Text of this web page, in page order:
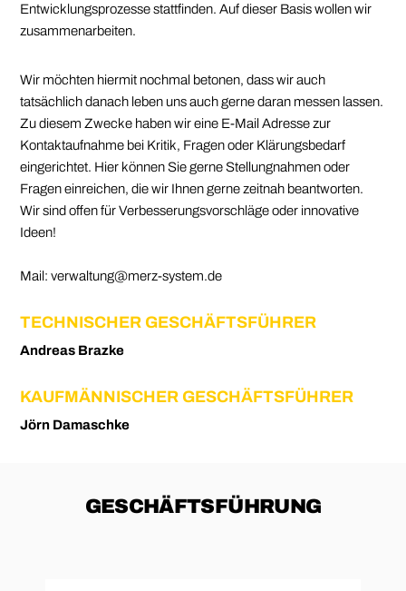
Entwicklungsprozesse stattfinden. Auf dieser Basis wollen wir
zusammenarbeiten.
Wir möchten hiermit nochmal betonen, dass wir auch
tatsächlich danach leben uns auch gerne daran messen lassen.
Zu diesem Zwecke haben wir eine E-Mail Adresse zur
Kontaktaufnahme bei Kritik, Fragen oder Klärungsbedarf
eingerichtet. Hier können Sie gerne Stellungnahmen oder
Fragen einreichen, die wir Ihnen gerne zeitnah beantworten.
Wir sind offen für Verbesserungsvorschläge oder innovative
Ideen!
Mail: verwaltung@merz-system.de
TECHNISCHER GESCHÄFTSFÜHRER
Andreas Brazke
KAUFMÄNNISCHER GESCHÄFTSFÜHRER
Jörn Damaschke
GESCHÄFTSFÜHRUNG